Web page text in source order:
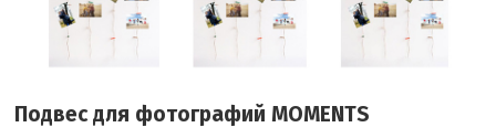
Подвес для фотографий MOMENTS